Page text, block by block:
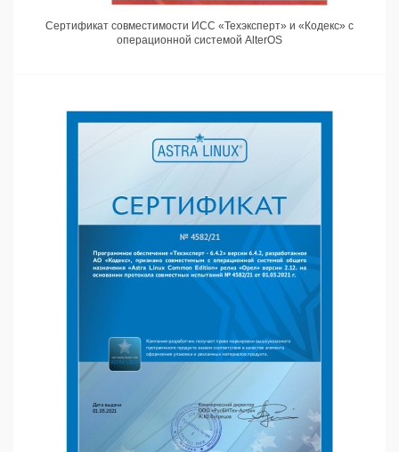
Сертификат совместимости ИСС «Техэксперт» и «Кодекс» с
операционной системой AlterOS